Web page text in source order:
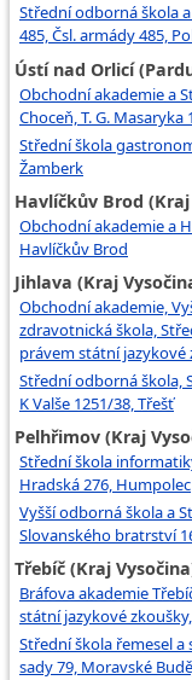
Střední odborná škola
485, Čsl. armády 485,
Ústí nad Orlicí
Obchodní akademie a
Choceň, T. G. Masaryka
Střední škola
Žamberk
Havlíčkův Brod
Obchodní akademie a
Havlíčkův Brod
Jihlava (Kraj
Obchodní akademie,
zdravotnická škola,
právem státní jazykové
Střední odborná škola,
K Valše 1251/38, Třešť
Pelhřimov (Kraj
Střední škola
Hradská 276, Humpolec
Vyšší odborná škola a
Slovanského bratrství
Třebíč (Kraj
Bráfova akademie
státní jazykové
Střední škola řemesel
sady 79, Moravské